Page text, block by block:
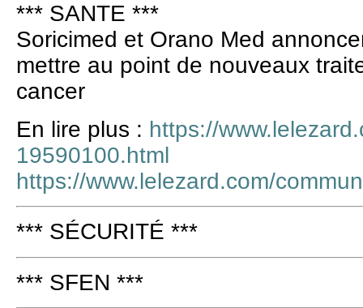
*** SANTE ***
Soricimed et Orano Med
mettre au point de nouveaux
cancer
En lire plus : https://
19590100.html
https://www.lelezard.com/
*** SÉCURITÉ ***
*** SFEN ***